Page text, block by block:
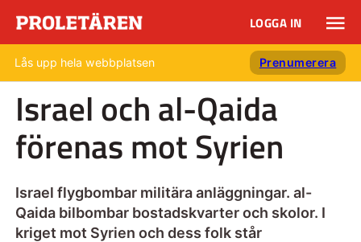
LOGGA IN
Lås upp hela webbplatsen Prenumerera
Israel och al-Qaida
förenas mot Syrien
Israel flygbombar militära anläggningar. al-
Qaida bilbombar bostadskvarter och skolor. I
kriget mot Syrien och dess folk står